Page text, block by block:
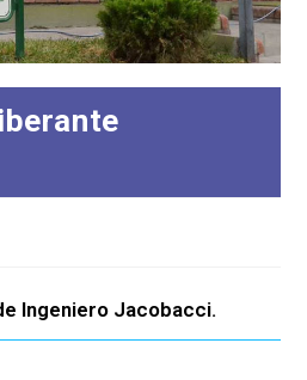
Ingeniero Jacobacci.